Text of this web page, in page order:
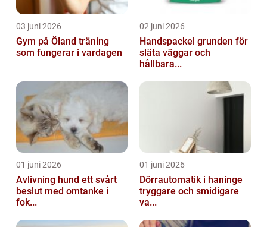
03 juni 2026
Gym på Öland träning
som fungerar i vardagen
02 juni 2026
Handspackel grunden för
släta väggar och
hållbara...
01 juni 2026
Avlivning hund ett svårt
beslut med omtanke i
fok...
01 juni 2026
Dörrautomatik i haninge
tryggare och smidigare
va...